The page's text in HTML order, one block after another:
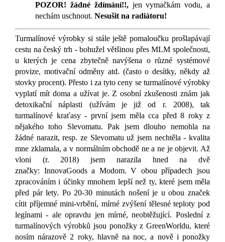
POZOR! žádné ždímání!!,jen vymačkám vodu, a
nechám uschnout. Nesušit na radiátoru!
Turmalínové výrobky si stále ještě pomaloučku prošlapávají
cestu na český trh - bohužel většinou přes MLM společnosti,
u kterých je cena zbytečně navýšena o různé systémové
provize, motivační odměny atd. (často o desítky, někdy až
stovky procent). Přesto i za tyto ceny se turmalínové výrobky
vyplatí mít doma a užívat je. Z osobní zkušenosti znám jak
detoxikační náplasti (užívám je již od r. 2008), tak
turmalínové kraťasy - první jsem měla cca před 8 roky z
nějakého toho Slevomatu. Pak jsem dlouho nemohla na
žádné narazit, resp. ze Slevomatu už jsem nechtěla - kvalita
mne zklamala, a v normálním obchodě ne a ne je objevit. Až
vloni (r. 2018) jsem narazila hned na dvě
značky: InnovaGoods a Modom. V obou případech jsou
zpracováním i účinky mnohem lepší než ty, které jsem měla
před pár lety. Po 20-30 minutách nošení je u obou značek
cítit příjemné mini-vrbění, mírné zvýšení tělesné teploty pod
legínami - ale opravdu jen mírné, neobtěžující. Poslední z
turmalínových výrobků jsou ponožky z GreenWorldu, které
nosím nárazově 2 roky, hlavně na noc, a nově i ponožky